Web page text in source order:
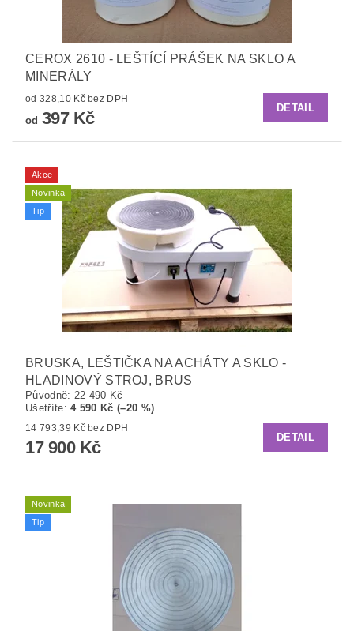
CEROX 2610 - LEŠTÍCÍ PRÁŠEK NA SKLO A
MINERÁLY
od 328,10 Kč bez DPH
od 397 Kč
DETAIL
Akce
Novinka
Tip
BRUSKA, LEŠTIČKA NA ACHÁTY A SKLO -
HLADINOVÝ STROJ, BRUS
Původně: 22 490 Kč
Ušetříte:4 590 Kč (–20 %)
14 793,39 Kč bez DPH
17 900 Kč
DETAIL
Novinka
Tip